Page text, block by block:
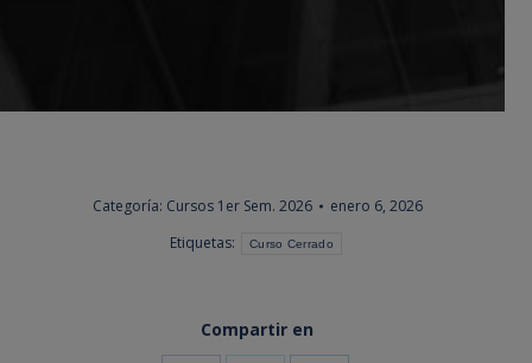
Categoría: Cursos 1er Sem. 2026
enero 6, 2026
Etiquetas:
Curso Cerrado
Compartir en